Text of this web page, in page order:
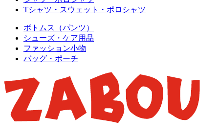
Tシャツ・スウェット・ポロシャツ
ボトムス（パンツ）
シューズ・ケア用品
ファッション小物
バッグ・ポーチ